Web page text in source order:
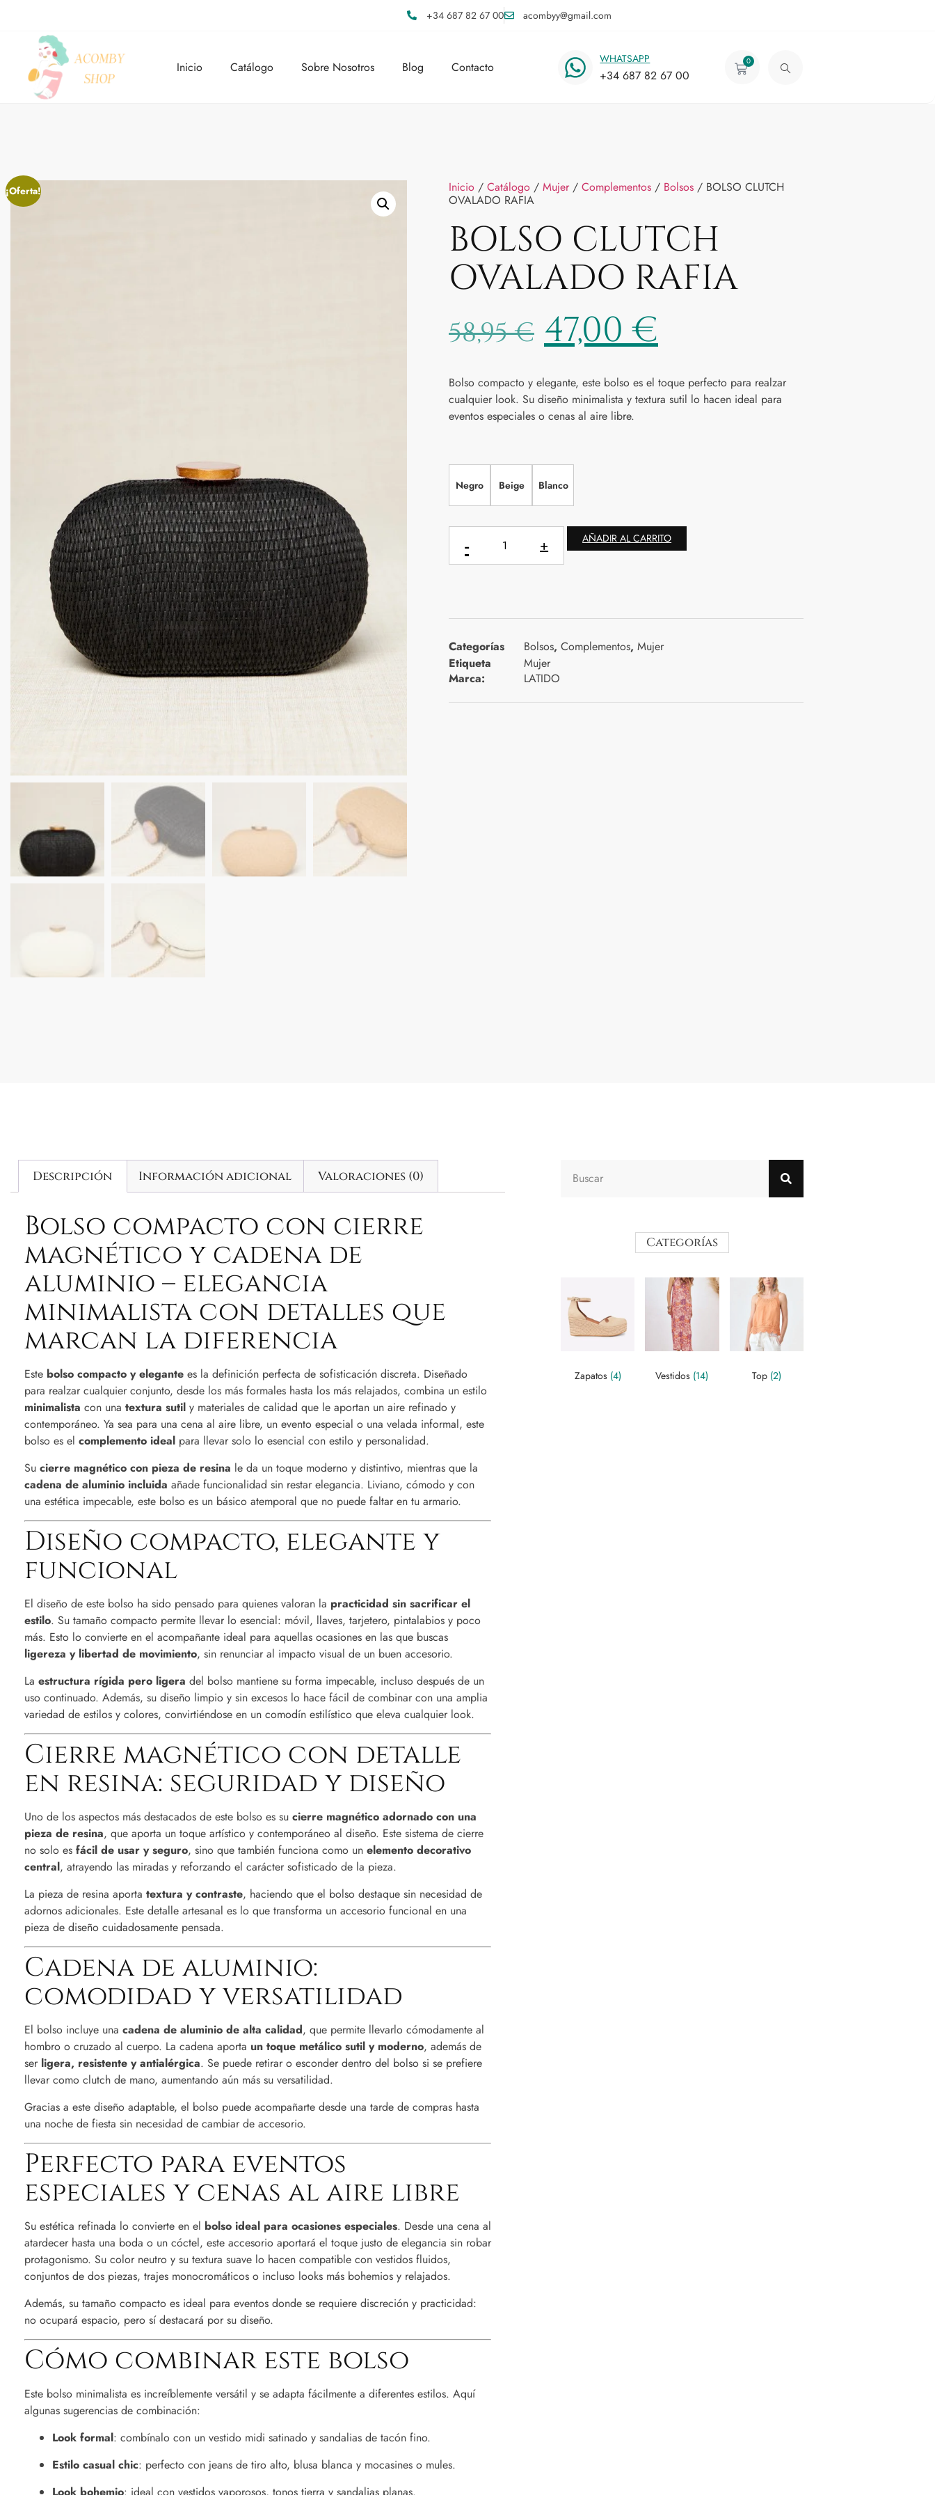
+34 687 82 67 00 acombyy@gmail.com
Inicio Catálogo Sobre Nosotros Blog Contacto
WHATSAPP
+34 687 82 67 00
0
¡Oferta! Inicio / Catálogo / Mujer/ Complementos / Bolsos / BOLSO CLUTCH
OVALADO RAFIA
BOLSO CLUTCH
OVALADO RAFIA
58,95€ 47,00€
Bolso compacto y elegante, este bolso es el toque perfecto para realzar
cualquier look. Su diseño minimalista y textura sutil lo hacen ideal para
eventos especiales o cenas al aire libre.
Negro Beige Blanco
AÑADIR AL CARRITO
Categorías Bolsos, Complementos, Mujer
Etiqueta
Mujer
Marca:
LATIDO
Descripción Información adicional Valoraciones (0)
Bolso compacto con cierre
magnético y cadena de
aluminio – elegancia
minimalista con detalles que
marcan la diferencia
Este bolso compacto y elegante es la definición perfecta de sofisticación discreta. Diseñado
para realzar cualquier conjunto, desde los más formales hasta los más relajados, combina un estilo
minimalista con una textura sutil y materiales de calidad que le aportan un aire refinado y
contemporáneo. Ya sea para una cena al aire libre, un evento especial o una velada informal, este
bolso es el complemento ideal para llevar solo lo esencial con estilo y personalidad.
Su cierre magnético con pieza de resina le da un toque moderno y distintivo, mientras que la
cadena de aluminio incluida añade funcionalidad sin restar elegancia. Liviano, cómodo y con
una estética impecable, este bolso es un básico atemporal que no puede faltar en tu armario.
Diseño compacto, elegante y
funcional
El diseño de este bolso ha sido pensado para quienes valoran la practicidad sin sacrificar el
estilo. Su tamaño compacto permite llevar lo esencial: móvil, llaves, tarjetero, pintalabios y poco
más. Esto lo convierte en el acompañante ideal para aquellas ocasiones en las que buscas
ligereza y libertad de movimiento, sin renunciar al impacto visual de un buen accesorio.
La estructura rígida pero ligera del bolso mantiene su forma impecable, incluso después de un
uso continuado. Además, su diseño limpio y sin excesos lo hace fácil de combinar con una amplia
variedad de estilos y colores, convirtiéndose en un comodín estilístico que eleva cualquier look.
Cierre magnético con detalle
en resina: seguridad y diseño
Uno de los aspectos más destacados de este bolso es su cierre magnético adornado con una
pieza de resina, que aporta un toque artístico y contemporáneo al diseño. Este sistema de cierre
no solo es fácil de usar y seguro, sino que también funciona como un elemento decorativo
central, atrayendo las miradas y reforzando el carácter sofisticado de la pieza.
La pieza de resina aporta textura y contraste, haciendo que el bolso destaque sin necesidad de
adornos adicionales. Este detalle artesanal es lo que transforma un accesorio funcional en una
pieza de diseño cuidadosamente pensada.
Cadena de aluminio:
comodidad y versatilidad
El bolso incluye una cadena de aluminio de alta calidad, que permite llevarlo cómodamente al
hombro o cruzado al cuerpo. La cadena aporta un toque metálico sutil y moderno, además de
ser ligera, resistente y antialérgica. Se puede retirar o esconder dentro del bolso si se prefiere
llevar como clutch de mano, aumentando aún más su versatilidad.
Gracias a este diseño adaptable, el bolso puede acompañarte desde una tarde de compras hasta
una noche de fiesta sin necesidad de cambiar de accesorio.
Perfecto para eventos
especiales y cenas al aire libre
Su estética refinada lo convierte en el bolso ideal para ocasiones especiales. Desde una cena al
atardecer hasta una boda o un cóctel, este accesorio aportará el toque justo de elegancia sin robar
protagonismo. Su color neutro y su textura suave lo hacen compatible con vestidos fluidos,
conjuntos de dos piezas, trajes monocromáticos o incluso looks más bohemios y relajados.
Además, su tamaño compacto es ideal para eventos donde se requiere discreción y practicidad:
no ocupará espacio, pero sí destacará por su diseño.
Cómo combinar este bolso
Este bolso minimalista es increíblemente versátil y se adapta fácilmente a diferentes estilos. Aquí
algunas sugerencias de combinación:
Look formal: combínalo con un vestido midi satinado y sandalias de tacón fino.
Estilo casual chic: perfecto con jeans de tiro alto, blusa blanca y mocasines o mules.
Categorías
Zapatos (4) Vestidos (14) Top (2)